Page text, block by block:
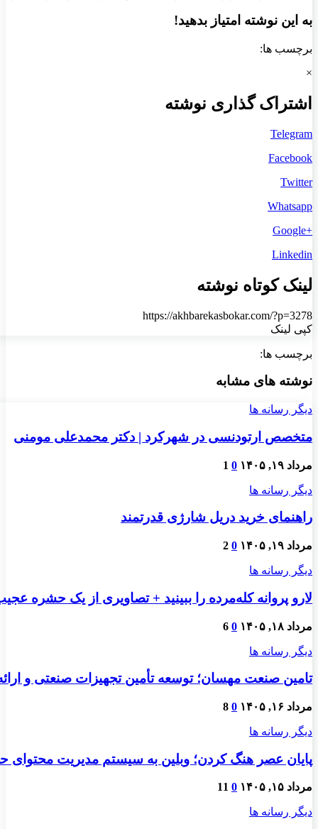
به این نوشته امتیاز بدهید!
برچسب ها:
×
اشتراک گذاری نوشته
Telegram
Facebook
Twitter
Whatsapp
+Google
Linkedin
لینک کوتاه نوشته
https://akhbarekasbokar.com/?p=3278
کپی لینک
برچسب ها:
نوشته های مشابه
دیگر رسانه ها
متخصص ارتودنسی در شهرکرد | دکتر محمدعلی مومنی
مرداد ۱۹, ۱۴۰۵ 0
1
دیگر رسانه ها
راهنمای خرید دریل شارژی قدرتمند
مرداد ۱۹, ۱۴۰۵ 0
2
دیگر رسانه ها
لارو پروانه کله‌مرده را ببینید + تصاویری از یک حشره
مرداد ۱۸, ۱۴۰۵ 0
6
دیگر رسانه ها
تامین صنعت مهسان؛ توسعه تأمین تجهیزات صنعتی و
مرداد ۱۶, ۱۴۰۵ 0
8
دیگر رسانه ها
پایان عصر هنگ کردن؛ وبلین به سیستم مدیریت محتوای
مرداد ۱۵, ۱۴۰۵ 0
11
دیگر رسانه ها